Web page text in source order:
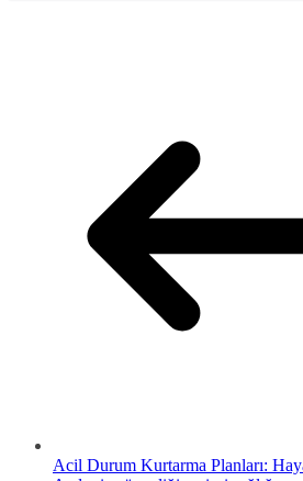
Acil Durum Kurtarma Planları: